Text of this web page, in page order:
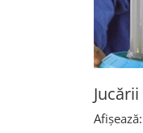
Afișează: